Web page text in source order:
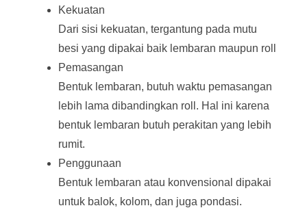
Kekuatan
Dari sisi kekuatan, tergantung pada mutu
besi yang dipakai baik lembaran maupun roll
Pemasangan
Bentuk lembaran, butuh waktu pemasangan
lebih lama dibandingkan roll. Hal ini karena
bentuk lembaran butuh perakitan yang lebih
rumit.
Penggunaan
Bentuk lembaran atau konvensional dipakai
untuk balok, kolom, dan juga pondasi.